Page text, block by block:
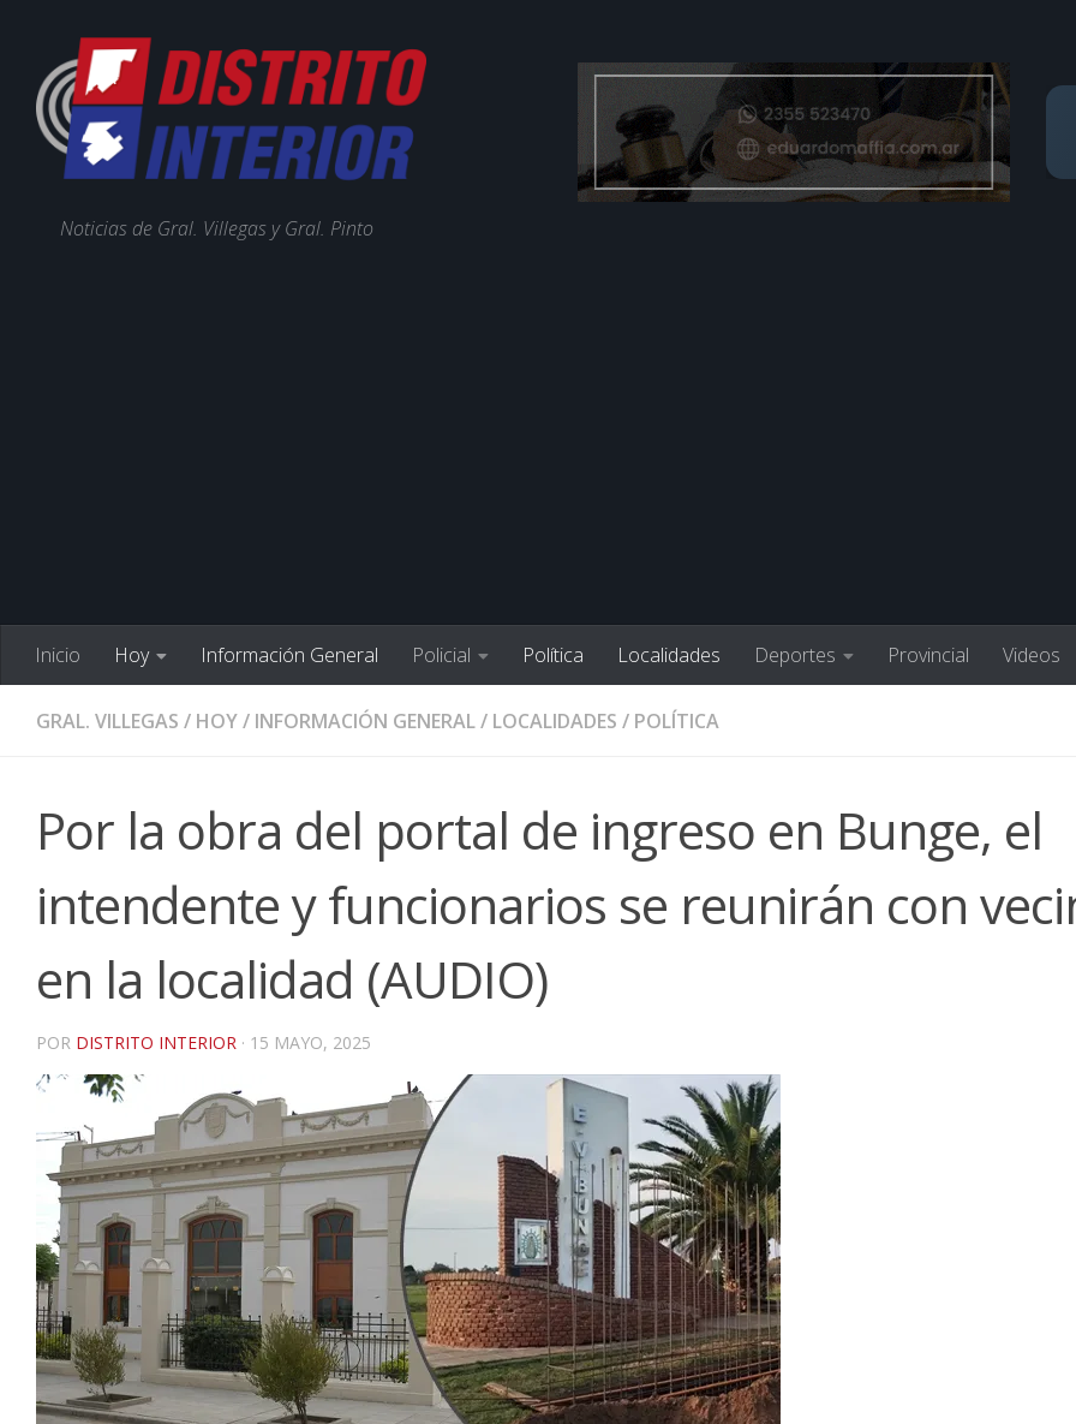
Noticias de Gral. Villegas y Gral. Pinto
Inicio Hoy Información General Policial Política Localidades Deportes Provincial Videos
GRAL. VILLEGAS / HOY/ INFORMACIÓN GENERAL/ LOCALIDADES / POLÍTICA
Por la obra del portal de ingreso en Bunge, el
intendente y funcionarios se reunirán con
en la localidad (AUDIO)
POR DISTRITO INTERIOR · 15 MAYO, 2025